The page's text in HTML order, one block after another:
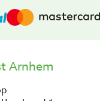
Arnhem